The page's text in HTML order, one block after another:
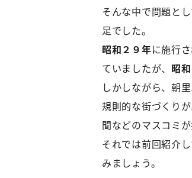
そんな中で問題と
足でした。
昭和２９年に施行
ていましたが、 昭
しかしながら、朝
規則的な街づくり
聞などのマスコミ
それでは前回紹介
みましょう。